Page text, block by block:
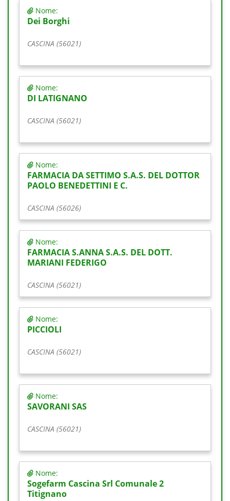
Nome:
Dei Borghi
CASCINA (56021)
Nome:
DI LATIGNANO
CASCINA (56021)
Nome:
FARMACIA DA SETTIMO S.A.S. DEL DOTTOR
PAOLO BENEDETTINI E C.
CASCINA (56026)
Nome:
FARMACIA S.ANNA S.A.S. DEL DOTT.
MARIANI FEDERIGO
CASCINA (56021)
Nome:
PICCIOLI
CASCINA (56021)
Nome:
SAVORANI SAS
CASCINA (56021)
Nome:
Sogefarm Cascina Srl Comunale 2
Titignano